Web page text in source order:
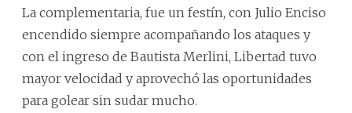
La complementaria, fue un festín, con Julio Enciso
encendido siempre acompañando los ataques y
con el ingreso de Bautista Merlini, Libertad tuvo
mayor velocidad y aprovechó las oportunidades
para golear sin sudar mucho.